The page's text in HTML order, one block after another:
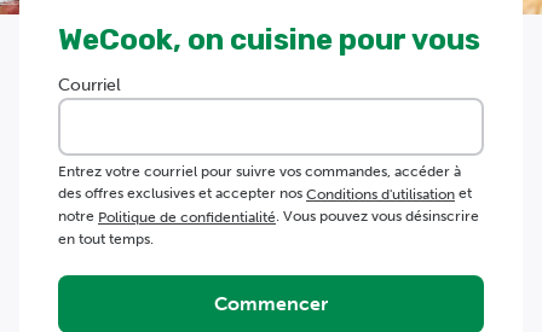
WeCook, on cuisine pour vous
Courriel
Entrez votre courriel pour suivre vos commandes, accéder à
des offres exclusives et accepter nos Conditions d'utilisation et
notre Politique de confidentialité . Vous pouvez vous désinscrire
en tout temps.
Commencer